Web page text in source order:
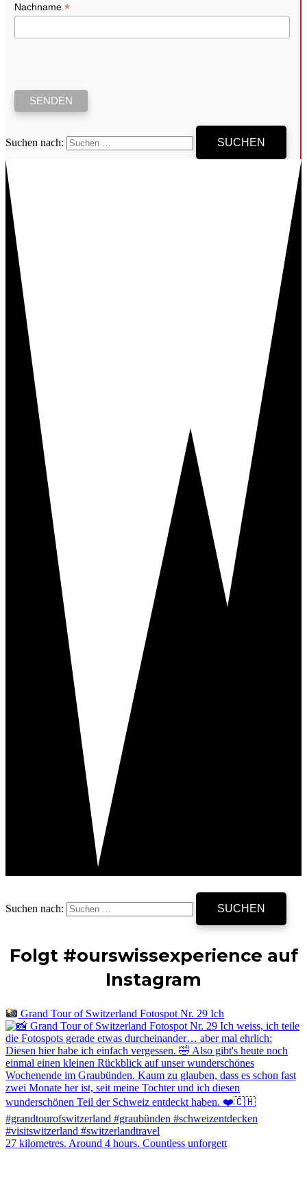
Nachname *
Suchen nach:
Suchen nach:
Folgt #ourswissexperience auf
Instagram
Grand Tour of Switzerland Fotospot Nr. 29 Ich
27 kilometres. Around 4 hours. Countless unforgett